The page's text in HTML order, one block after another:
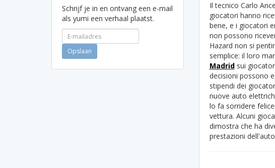
Schrijf je in en ontvang een e-mail
als yumi een verhaal plaatst.
Il tecnico Carlo
giocatori hanno
bene, e i giocatori
non possono
Hazard non si
semplice: il loro
Madridsui
decisioni possono
stipendi dei
nuove auto
lo fa sorridere
vettura. Alcuni
dimostra che ha
prestazioni